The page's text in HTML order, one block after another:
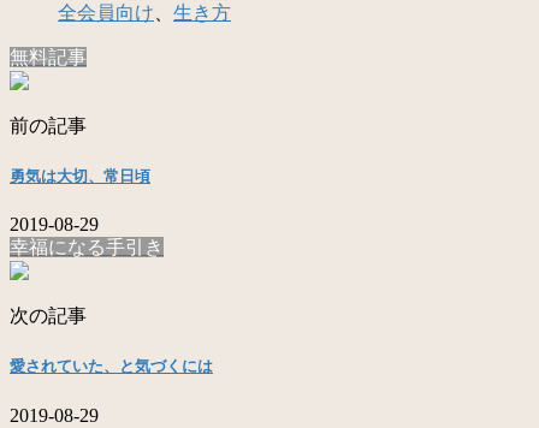
全会員向け
生き方
無料記事
前の記事
勇気は大切、常日頃
2019-08-29
幸福になる手引き
次の記事
愛されていた、と気づくには
2019-08-29